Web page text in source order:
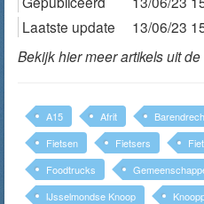
Laatste update
13/06/23
Bekijk hier meer artikels uit
A15 Afrit
Fietsen
Fietsers
Foodtrucks
IJsselmondse Knoop